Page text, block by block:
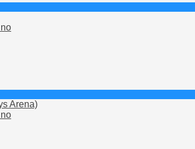
Arena)